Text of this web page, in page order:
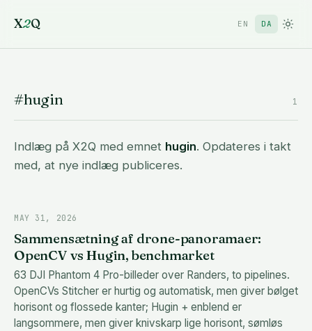
X2Q EN DA
#hugin 1
Indlæg på X2Q med emnet hugin. Opdateres i takt
med, at nye indlæg publiceres.
MAY 31, 2026
Sammensætning af drone-panoramaer:
OpenCV vs Hugin, benchmarket
63 DJI Phantom 4 Pro-billeder over Randers, to pipelines.
OpenCVs Stitcher er hurtig og automatisk, men giver bølget
horisont og flossede kanter; Hugin + enblend er
langsommere, men giver knivskarp lige horisont, sømløs